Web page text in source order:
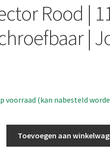
Rood |
|
voorraad (kan nabesteld
Toevoegen aan